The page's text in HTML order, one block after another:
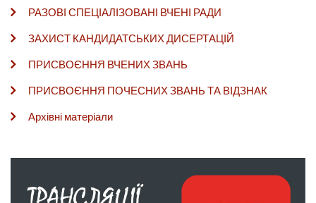
РАЗОВІ СПЕЦІАЛІЗОВАНІ ВЧЕНІ РАДИ
ЗАХИСТ КАНДИДАТСЬКИХ ДИСЕРТАЦІЙ
ПРИСВОЄННЯ ВЧЕНИХ ЗВАНЬ
ПРИСВОЄННЯ ПОЧЕСНИХ ЗВАНЬ ТА ВІДЗНАК
Архівні матеріали